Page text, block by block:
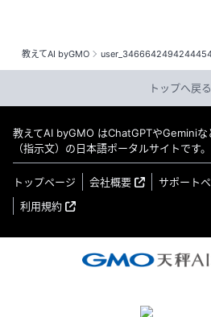
教えてAI byGMO
トップへ戻る
教えてAI byGMO はChatGPTやGeminiな
（指示文）の日本語ポータルサイトです。
トップページ 会社概要 サポート
利用規約